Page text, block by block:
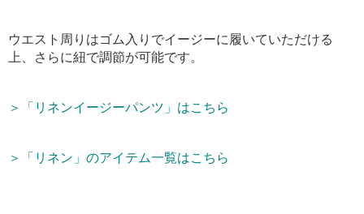
ウエスト周りはゴム入りでイージーに履いていただける
上、さらに紐で調節が可能です。
＞「リネンイージーパンツ」はこちら
＞「リネン」のアイテム一覧はこちら